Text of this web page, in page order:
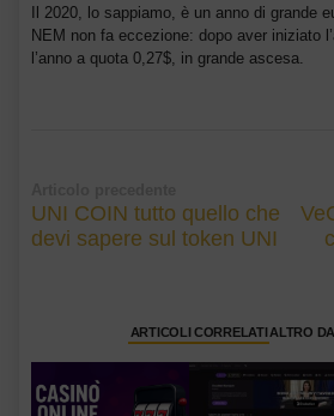
Il 2020, lo sappiamo, è un anno di grande
NEM non fa eccezione: dopo aver iniziato
l’anno a quota 0,27$, in grande ascesa.
UNI COIN tutto quello che
devi sapere sul token UNI
ARTICOLI CORRELATI ALTRO